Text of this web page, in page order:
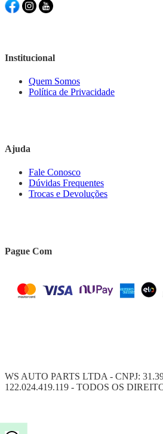
Institucional
Quem Somos
Política de Privacidade
Ajuda
Fale Conosco
Dúvidas Frequentes
Trocas e Devoluções
Pague Com
WS AUTO PARTS LTDA - CNPJ:
122.024.419.119 - TODOS OS